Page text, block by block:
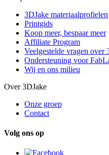
3DJake materiaalprofielen
Printgids
Koop meer, bespaar meer
Affiliate Program
Veelgestelde vragen over
Ondersteuning voor
Wij en ons milieu
Over 3DJake
Onze groep
Contact
Volg ons op